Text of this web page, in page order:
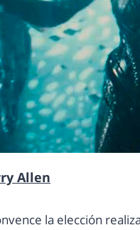
Allen
la elección